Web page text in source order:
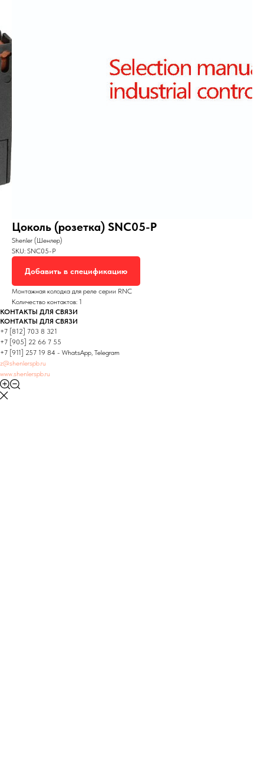
Цоколь (розетка) SNC05-P
Shenler (Шенлер)
SKU: SNC05-P
Добавить в спецификацию
Монтажная колодка для реле серии RNC
Количество контактов: 1
КОНТАКТЫ ДЛЯ СВЯЗИ
КОНТАКТЫ ДЛЯ СВЯЗИ
+7 [812] 703 8 321
+7 [905] 22 66 7 55
+7 [911] 257 19 84 - WhatsApp, Telegram
z@shenlerspb.ru
www.shenlerspb.ru